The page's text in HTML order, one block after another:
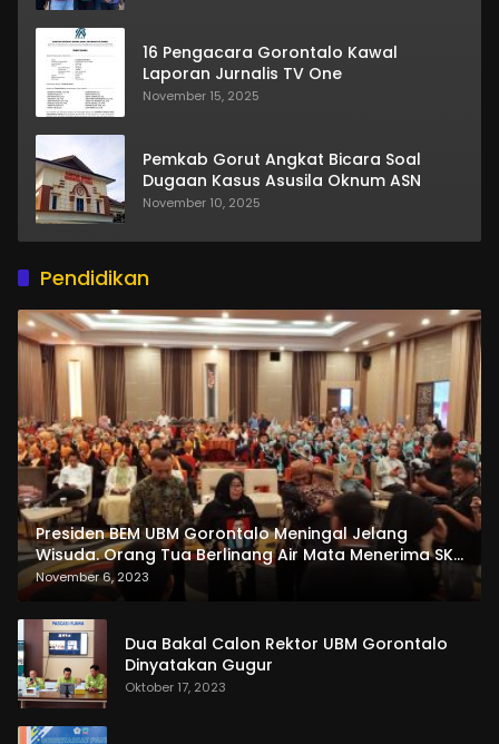
16 Pengacara Gorontalo Kawal
Laporan Jurnalis TV One
November 15, 2025
Pemkab Gorut Angkat Bicara Soal
Dugaan Kasus Asusila Oknum ASN
November 10, 2025
Pendidikan
Presiden BEM UBM Gorontalo Meningal Jelang
Wisuda. Orang Tua Berlinang Air Mata Menerima SKL
dan Pemasangan Salempang
November 6, 2023
Dua Bakal Calon Rektor UBM Gorontalo
Dinyatakan Gugur
Oktober 17, 2023